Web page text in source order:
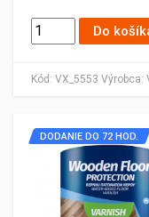
Kód: VX_5553 Výrobca:
Do
DODANIE DO 72 HOD.